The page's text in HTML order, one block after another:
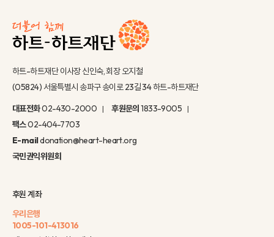
하트-하트재단 이사장 신인숙, 회장 오지철
(05824) 서울특별시 송파구 송이로 23길 34 하트-하트재단
대표전화02-430-2000 후원문의1833-9005
팩스02-404-7703
E-maildonation@heart-heart.org
국민권익위원회
후원 계좌
우리은행
1005-101-413016